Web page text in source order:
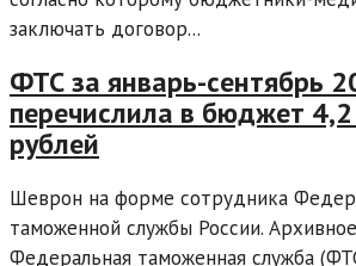
заключать договор...
ФТС за январь-сентябрь
перечислила в бюджет
рублей
Шеврон на форме сотрудника
таможенной службы России.
Федеральная таможенная служба